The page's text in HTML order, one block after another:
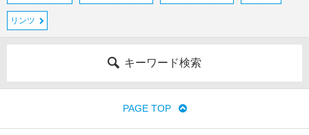
リンツ
キーワード検索
PAGE TOP